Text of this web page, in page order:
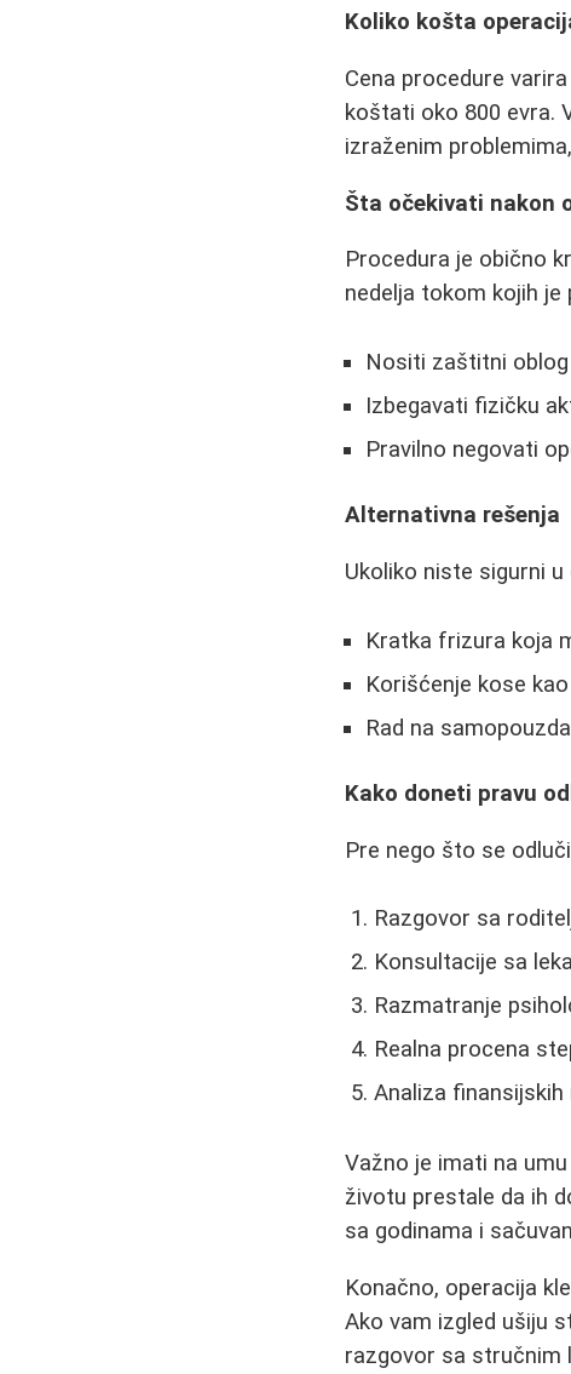
Koliko košta
Cena procedure
koštati oko 800 evra.
izraženim
Šta očekivati nakon
Procedura je obično
nedelja tokom kojih je
Nositi zaštitni oblog
Izbegavati fizičku
Pravilno negovati
Alternativna rešenja
Ukoliko niste sigurni
Kratka frizura koja
Korišćenje kose
Rad na
Kako doneti pravu
Pre nego što se
Razgovor sa
Konsultacije sa
Razmatranje
Realna procena
Analiza
Važno je imati na
životu prestale da ih
sa godinama i
Konačno, operacija
Ako vam izgled ušiju
razgovor sa stručnim